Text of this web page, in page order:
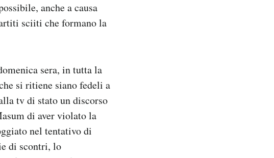
anche a causa
sciiti che formano la
sera, in tutta la
si ritiene siano fedeli a
tv di stato un discorso
di aver violato la
nel tentativo di
di scontri, lo